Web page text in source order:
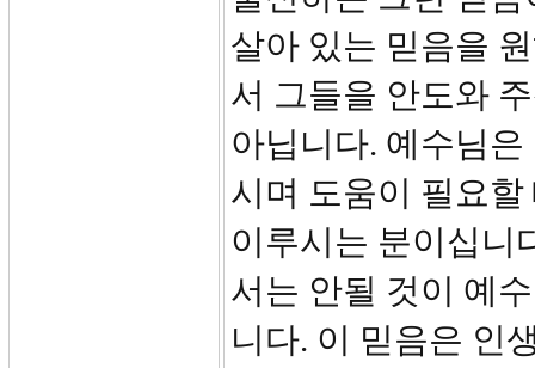
살아 있는 믿음을
서 그들을 안도와
아닙니다. 예수님
시며 도움이 필요
이루시는 분이십니
서는 안될 것이 예
니다. 이 믿음은 인